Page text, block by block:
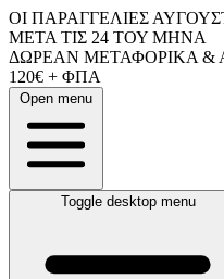
ΟΙ ΠΑΡΑΓΓΕΛΙΕΣ
ΜΕΤΑ ΤΙΣ 24 ΤΟΥ ΜΗΝΑ
ΔΩΡΕΑΝ ΜΕΤΑΦΟΡΙΚΑ
120€ + ΦΠΑ
Open menu
Toggle desktop menu